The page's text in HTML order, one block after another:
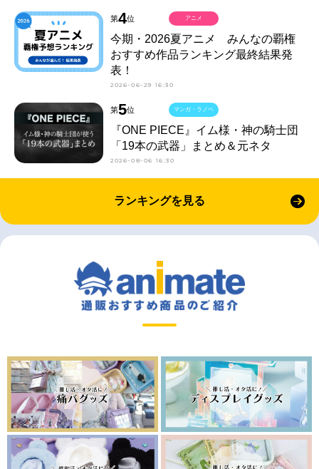
第4位
今期・2026夏アニメ みんなの覇権
おすすめ作品ランキング最終結果発
表！
2026-06-29 16:30
アニメ
第5位
『ONE PIECE』イム様・神の騎士団
「19本の武器」まとめ＆元ネタ
2026-08-06 16:30
マンガ・ラノベ
ランキングを見る